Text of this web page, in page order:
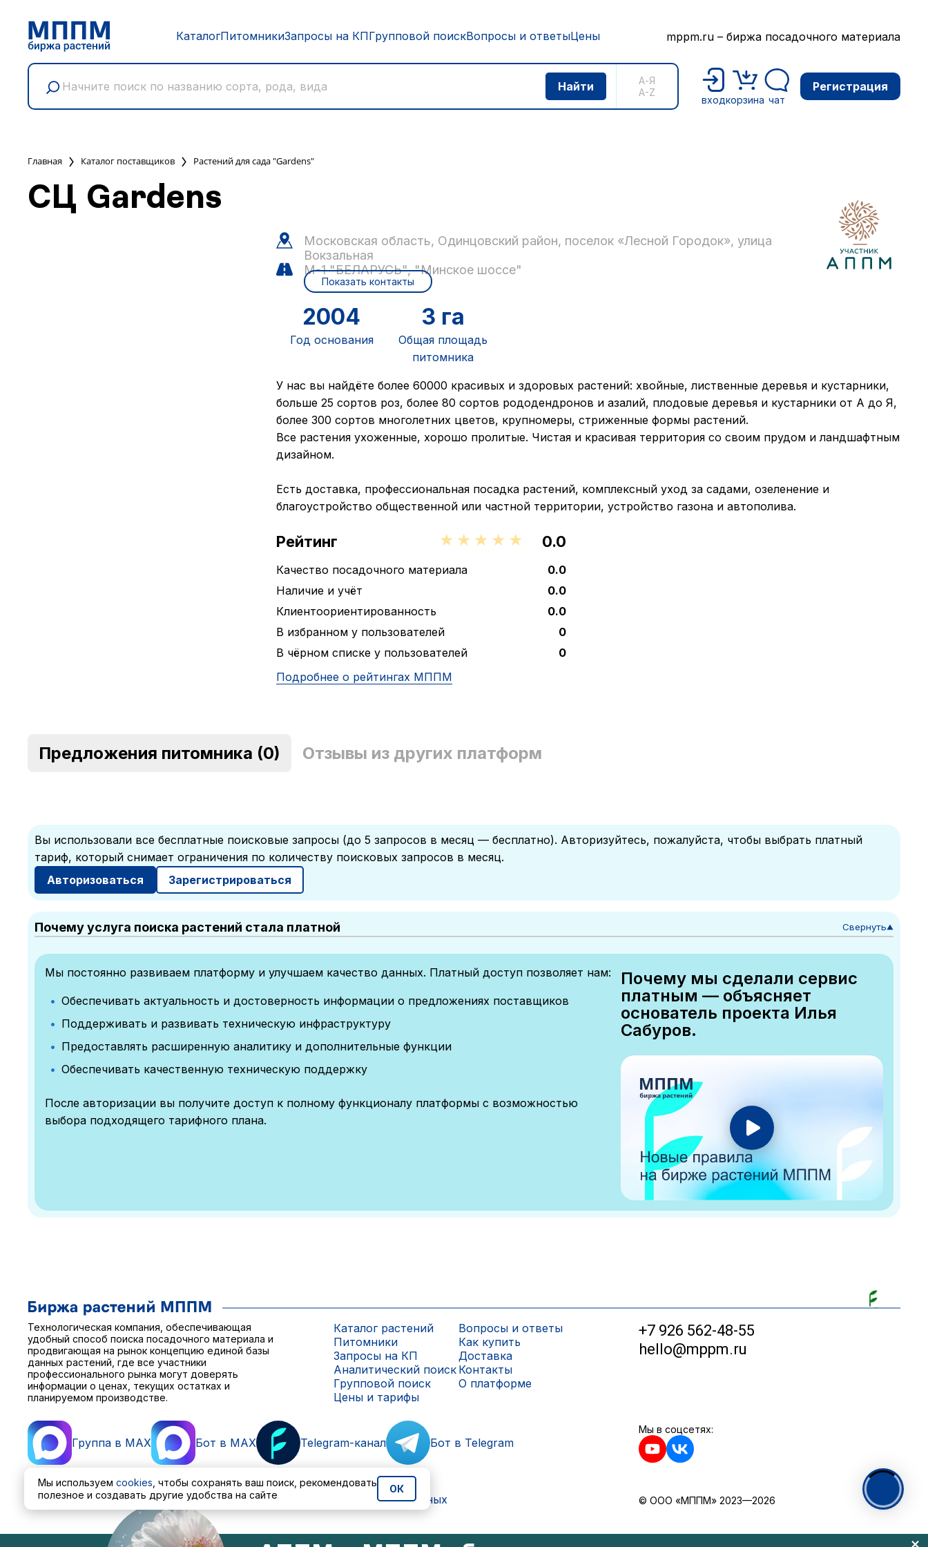
КаталогПитомникиЗапросы на КПГрупповой поискВопросы и ответыЦены mppm.ru – биржа посадочного материала
А-Я
A-Z
входкорзина чат
Регистрация
Главная Каталог поставщиков Растений для сада "Gardens"
СЦ Gardens
Московская область, Одинцовский район, поселок «Лесной Городок», улица
Вокзальная
М-1 "БЕЛАРУСЬ", "Минское шоссе"
Показать контакты
2004
Год основания
3 га
Общая площадь
питомника
У нас вы найдёте более 60000 красивых и здоровых растений: хвойные, лиственные деревья и кустарники,
больше 25 сортов роз, более 80 сортов рододендронов и азалий, плодовые деревья и кустарники от А до Я,
более 300 сортов многолетних цветов, крупномеры, стриженные формы растений.
Все растения ухоженные, хорошо пролитые. Чистая и красивая территория со своим прудом и ландшафтным
дизайном.
Есть доставка, профессиональная посадка растений, комплексный уход за садами, озеленение и
благоустройство общественной или частной территории, устройство газона и автополива.
Рейтинг 0.0
Качество посадочного материала
0.0
Наличие и учёт
0.0
Клиентоориентированность
0.0
В избранном у пользователей
0
В чёрном списке у пользователей
0
Подробнее о рейтингах МППМ
Предложения питомника (0) Отзывы из других платформ
Вы использовали все бесплатные поисковые запросы (до 5 запросов в месяц — бесплатно). Авторизуйтесь, пожалуйста, чтобы выбрать платный
тариф, который снимает ограничения по количеству поисковых запросов в месяц.
Авторизоваться
Зарегистрироваться
Почему услуга поиска растений стала платной Свернуть▼
Мы постоянно развиваем платформу и улучшаем качество данных. Платный доступ позволяет нам:
Обеспечивать актуальность и достоверность информации о предложениях поставщиков
Поддерживать и развивать техническую инфраструктуру
Предоставлять расширенную аналитику и дополнительные функции
Обеспечивать качественную техническую поддержку
После авторизации вы получите доступ к полному функционалу платформы с возможностью
выбора подходящего тарифного плана.
Почему мы сделали сервис
платным — объясняет
основатель проекта Илья
Сабуров.
Технологическая компания, обеспечивающая
удобный способ поиска посадочного материала и
продвигающая на рынок концепцию единой базы
данных растений, где все участники
профессионального рынка могут доверять
информации о ценах, текущих остатках и
планируемом производстве.
Каталог растений
Питомники
Запросы на КП
Аналитический поиск
Групповой поиск
Цены и тарифы
Вопросы и ответы
Как купить
Доставка
Контакты
О платформе
+7 926 562-48-55
hello@mppm.ru
Группа в MAX Бот в MAX Telegram-канал Бот в Telegram
Мы в соцсетях:
Пользовательское соглашениеПолитика обработки персональных данных © ООО «МППМ» 2023—2026
Мы используем cookies , чтобы сохранять ваш поиск, рекомендовать
полезное и создавать другие удобства на сайте
ОК